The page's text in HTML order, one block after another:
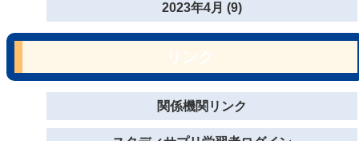
2023年4月 (9)
関係機関リンク